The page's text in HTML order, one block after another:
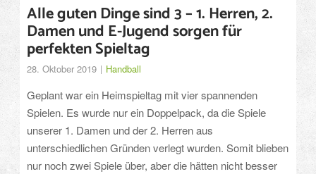
Alle guten Dinge sind 3 – 1. Herren, 2.
Damen und E-Jugend sorgen für
perfekten Spieltag
28. Oktober 2019 Handball
Geplant war ein Heimspieltag mit vier spannenden
Spielen. Es wurde nur ein Doppelpack, da die Spiele
unserer 1. Damen und der 2. Herren aus
unterschiedlichen Gründen verlegt wurden. Somit blieben
nur noch zwei Spiele über, aber die hätten nicht besser